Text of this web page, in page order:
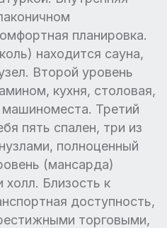
планировка.
находится сауна,
Второй уровень
кухня, столовая,
машиноместа. Третий
пять спален, три из
полноценный
(мансарда)
холл. Близость к
доступность,
торговыми,